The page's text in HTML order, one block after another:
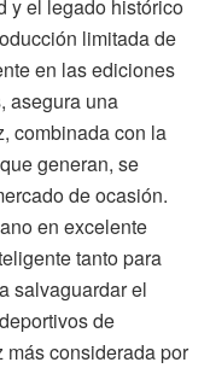
y el legado histórico
limitada de
en las ediciones
asegura una
combinada con la
generan, se
de ocasión.
en excelente
tanto para
salvaguardar el
de
considerada por